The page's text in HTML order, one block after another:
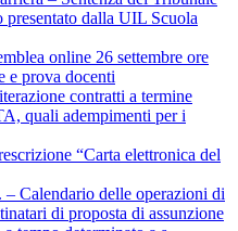
presentato dalla UIL Scuola
online 26 settembre ore
e prova docenti
contratti a termine
quali adempimenti per i
“Carta elettronica del
Calendario delle operazioni di
di proposta di assunzione